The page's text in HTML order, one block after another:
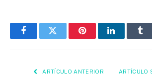
FacebookTwitter PinterestLinkedIn
ARTÍCULO ANTERIOR ARTÍCULO